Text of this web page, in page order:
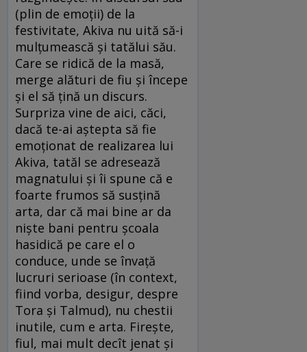
(plin de emoții) de la
festivitate, Akiva nu uită să-i
mulțumească și tatălui său.
Care se ridică de la masă,
merge alături de fiu și începe
și el să țină un discurs.
Surpriza vine de aici, căci,
dacă te-ai aștepta să fie
emoționat de realizarea lui
Akiva, tatăl se adresează
magnatului și îi spune că e
foarte frumos să susțină
arta, dar că mai bine ar da
niște bani pentru școala
hasidică pe care el o
conduce, unde se învață
lucruri serioase (în context,
fiind vorba, desigur, despre
Tora și Talmud), nu chestii
inutile, cum e arta. Firește,
fiul, mai mult decît jenat și